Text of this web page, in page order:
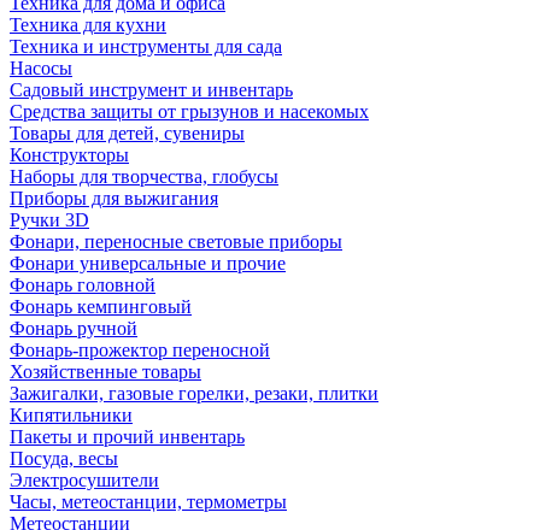
Техника для кухни
Техника и инструменты для сада
Насосы
Садовый инструмент и инвентарь
Средства защиты от грызунов и насекомых
Товары для детей, сувениры
Конструкторы
Наборы для творчества, глобусы
Приборы для выжигания
Ручки 3D
Фонари, переносные световые приборы
Фонари универсальные и прочие
Фонарь головной
Фонарь кемпинговый
Фонарь ручной
Фонарь-прожектор переносной
Хозяйственные товары
Зажигалки, газовые горелки, резаки, плитки
Кипятильники
Пакеты и прочий инвентарь
Посуда, весы
Электросушители
Часы, метеостанции, термометры
Метеостанции